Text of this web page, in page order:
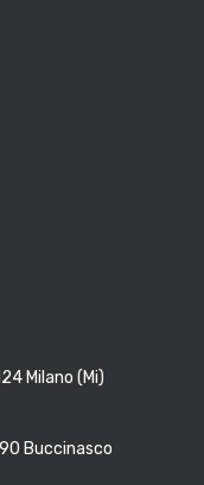
Milano (Mi)
Buccinasco